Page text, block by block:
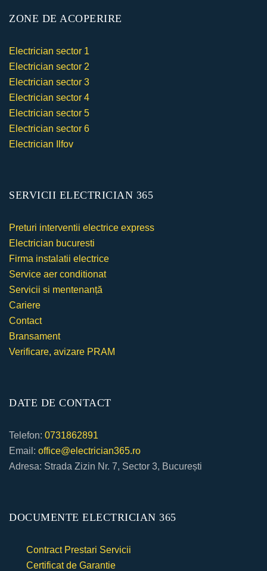
ZONE DE ACOPERIRE
Electrician sector 1
Electrician sector 2
Electrician sector 3
Electrician sector 4
Electrician sector 5
Electrician sector 6
Electrician Ilfov
SERVICII ELECTRICIAN 365
Preturi interventii electrice express
Electrician bucuresti
Firma instalatii electrice
Service aer conditionat
Servicii si mentenanță
Cariere
Contact
Bransament
Verificare, avizare PRAM
DATE DE CONTACT
Telefon: 0731862891
Email: office@electrician365.ro
Adresa: Strada Zizin Nr. 7, Sector 3, București
DOCUMENTE ELECTRICIAN 365
Contract Prestari Servicii
Certificat de Garantie